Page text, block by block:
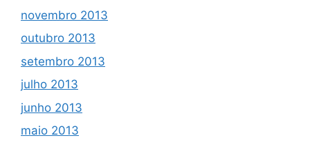
novembro 2013
outubro 2013
setembro 2013
julho 2013
junho 2013
maio 2013